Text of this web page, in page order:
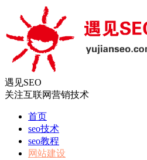
遇见SEO
关注互联网营销技术
首页
seo技术
seo教程
网站建设